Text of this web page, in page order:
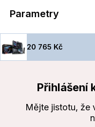
Parametry
20 765 Kč
Přihlášení
Mějte jistotu, že